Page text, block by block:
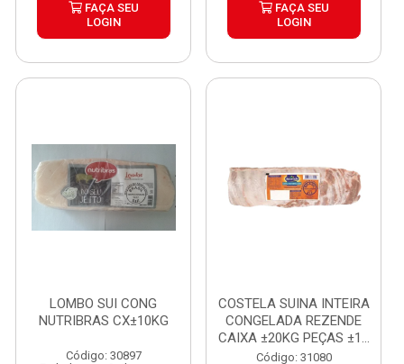
FAÇA SEU
LOGIN
FAÇA SEU
LOGIN
LOMBO SUI CONG
NUTRIBRAS CX±10KG
Código: 30897
COSTELA SUINA INTEIRA
CONGELADA REZENDE
CAIXA ±20KG PEÇAS ±1...
Código: 31080